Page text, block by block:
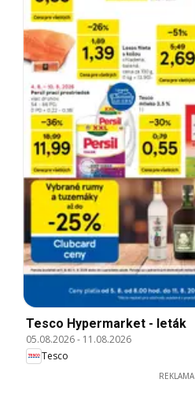
Tesco Hypermarket - leták
05.08.2026- 11.08.2026
Tesco
REKLAMA